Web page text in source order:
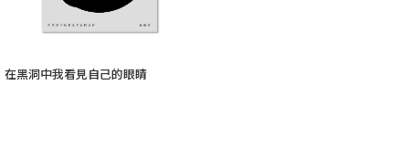
在黑洞中我看見自己的眼睛